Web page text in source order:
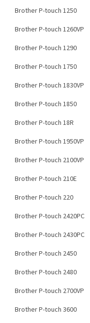
Brother P-touch 1250
Brother P-touch 1260VP
Brother P-touch 1290
Brother P-touch 1750
Brother P-touch 1830VP
Brother P-touch 1850
Brother P-touch 18R
Brother P-touch 1950VP
Brother P-touch 2100VP
Brother P-touch 210E
Brother P-touch 220
Brother P-touch 2420PC
Brother P-touch 2430PC
Brother P-touch 2450
Brother P-touch 2480
Brother P-touch 2700VP
Brother P-touch 3600